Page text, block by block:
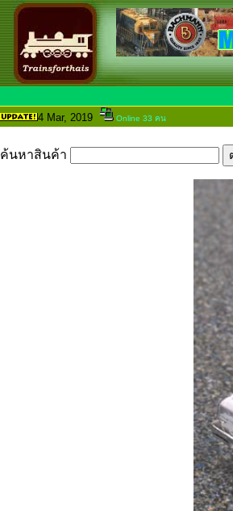
4 Mar, 2019 Online 33 คน
ค้นหาสินค้า